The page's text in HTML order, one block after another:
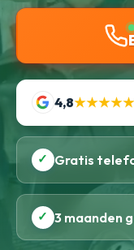
4,8★★★★★
✓ Gratis
✓ 3 maanden